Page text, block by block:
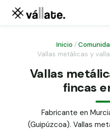
Malla ganadera
Malla simple torsión
Malla triple torsión
Puerta abatible dos
Puerta acceso
Inicio /
Vallas metálicas y
Vallas
fincas
Fabricante en
(Guipúzcoa). Vallas